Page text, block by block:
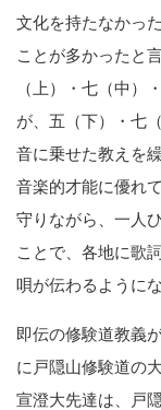
文化を持たなかっ
ことが多かったと
（上）・七（中）
が、五（下）・七
音に乗せた教えを
音楽的才能に優れ
守りながら、一人
ことで、各地に歌
唄が伝わるように
即伝の修験道教義
に戸隠山修験道の
宣澄大先達は、戸